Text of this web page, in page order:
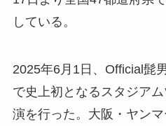
している。
2025年6月1日、Official髭
で史上初となるスタジア
演を行った。大阪・ヤン